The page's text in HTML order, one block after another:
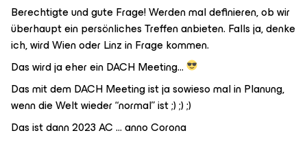
Berechtigte und gute Frage! Werden mal definieren, ob wir
überhaupt ein persönliches Treffen anbieten. Falls ja, denke
ich, wird Wien oder Linz in Frage kommen.
Das wird ja eher ein DACH Meeting...
Das mit dem DACH Meeting ist ja sowieso mal in Planung,
wenn die Welt wieder “normal” ist ;) ;) ;)
Das ist dann 2023 AC … anno Corona